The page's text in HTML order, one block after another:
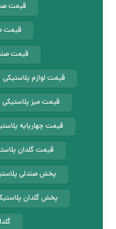
قیمت
قیمت
قیمت
قیمت لوازم پلاستیکی
قیمت میز پلاستیکی
قیمت چهارپایه
قیمت گلدان
پخش صندلی
پخش گلدان